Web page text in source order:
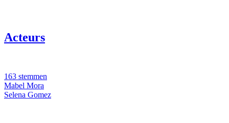
Acteurs
163 stemmen
Mabel Mora
Selena Gomez